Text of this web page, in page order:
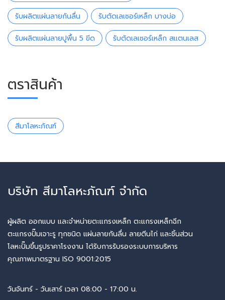
รับผลิตแผ่นลายกันลื่น รับตัดเลเซอร์เหล็ก บางบ่อ
รับผลิตแผ่นลายปูพื้น 5 ขีด รับตัดเลเซอร์เหล็ก สแตนเลส
ตราสินค้า
สีมาโลหะภัณฑ์
บริษัท สีมาโลหะภัณฑ์ จำกัด
ผู้ผลิต ออกแบบ และจำหน่ายตะแกรงเหล็ก ตะแกรงเหล็กฉีก
ตะแกรงปั๊มเจาะรู ทุกชนิด แผ่นลายกันลื่น ลายตีนไก่ และชิ้นส่วน
โลหะปั๊มขึ้นรูปราคาโรงงาน ได้รับการรับรองระบบการบริหาร
คุณภาพมาตรฐาน ISO 9001:2015
วันจันทร์ - วันเสาร์ เวลา 08:00 - 17:00 น.